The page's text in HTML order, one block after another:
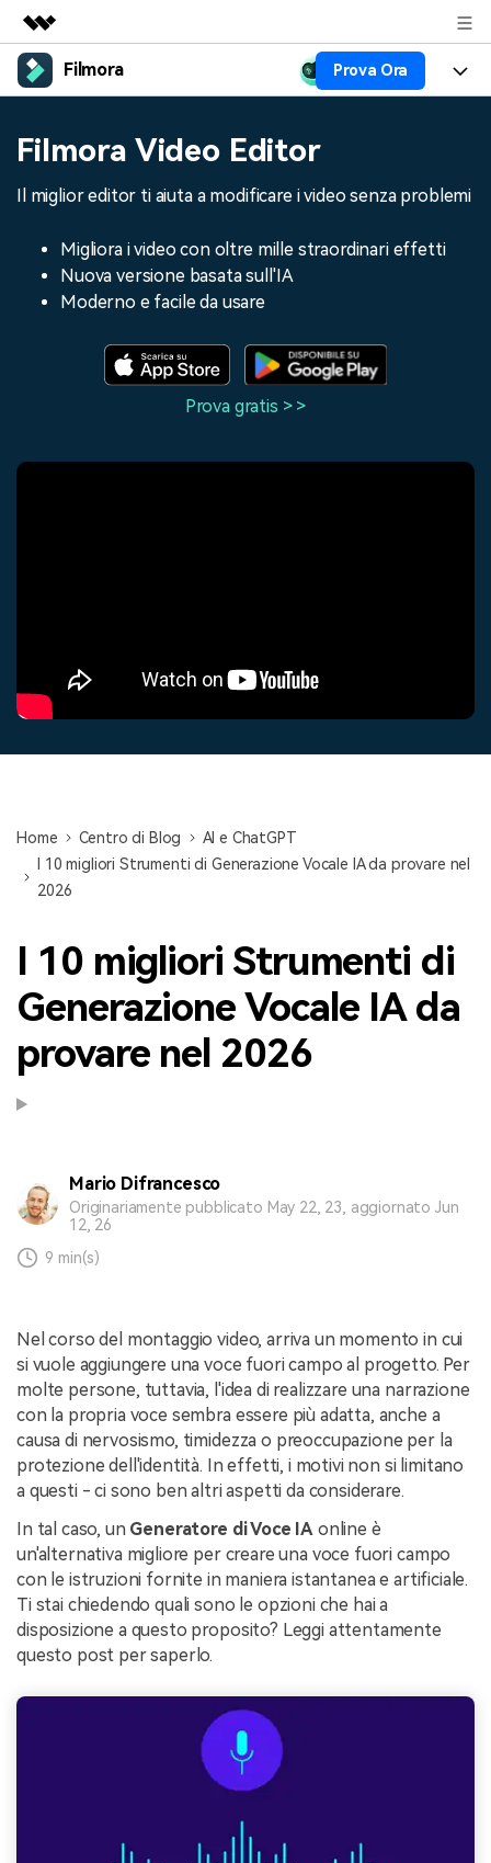
Prodotti in evidenza
Utilità
Soluzione
Filmora Prova Ora
Risorse
Audio
Risorse
Tip per Editing
Tip per Live-Streaming
Centro Aiuto
Siamo qui per aiutarti
Scopri come i nostri clienti
Filmora Video Editor
Il miglior editor ti aiuta a modificare i video senza problemi
Migliora i video con oltre mille straordinari effetti
Nuova versione basata sull'IA
Moderno e facile da usare
Prova gratis > >
Home Centro di Blog
AI e ChatGPT
I 10 migliori Strumenti di Generazione Vocale IA da provare nel
2026
I 10 migliori Strumenti di
Generazione Vocale IA da
provare nel 2026
Mario Difrancesco
Originariamente pubblicato May 22, 23, aggiornato Jun
12, 26
9 min(s)
Nel corso del montaggio video, arriva un momento in cui
si vuole aggiungere una voce fuori campo al progetto. Per
molte persone, tuttavia, l'idea di realizzare una narrazione
con la propria voce sembra essere più adatta, anche a
causa di nervosismo, timidezza o preoccupazione per la
protezione dell'identità. In effetti, i motivi non si limitano
a questi - ci sono ben altri aspetti da considerare.
In tal caso, un Generatore di Voce IA online è
un'alternativa migliore per creare una voce fuori campo
con le istruzioni fornite in maniera istantanea e artificiale.
Ti stai chiedendo quali sono le opzioni che hai a
disposizione a questo proposito? Leggi attentamente
questo post per saperlo.